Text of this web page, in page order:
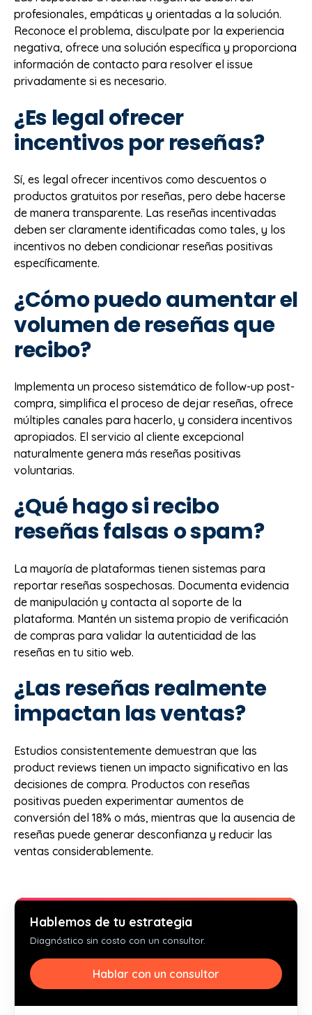
profesionales, empáticas y orientadas a la solución.
Reconoce el problema, disculpate por la experiencia
negativa, ofrece una solución específica y proporciona
información de contacto para resolver el issue
privadamente si es necesario.
¿Es legal ofrecer
incentivos por reseñas?
Sí, es legal ofrecer incentivos como descuentos o
productos gratuitos por reseñas, pero debe hacerse
de manera transparente. Las reseñas incentivadas
deben ser claramente identificadas como tales, y los
incentivos no deben condicionar reseñas positivas
específicamente.
¿Cómo puedo aumentar el
volumen de reseñas que
recibo?
Implementa un proceso sistemático de follow-up post-
compra, simplifica el proceso de dejar reseñas, ofrece
múltiples canales para hacerlo, y considera incentivos
apropiados. El servicio al cliente excepcional
naturalmente genera más reseñas positivas
voluntarias.
¿Qué hago si recibo
reseñas falsas o spam?
La mayoría de plataformas tienen sistemas para
reportar reseñas sospechosas. Documenta evidencia
de manipulación y contacta al soporte de la
plataforma. Mantén un sistema propio de verificación
de compras para validar la autenticidad de las
reseñas en tu sitio web.
¿Las reseñas realmente
impactan las ventas?
Estudios consistentemente demuestran que las
product reviews tienen un impacto significativo en las
decisiones de compra. Productos con reseñas
positivas pueden experimentar aumentos de
conversión del 18% o más, mientras que la ausencia de
reseñas puede generar desconfianza y reducir las
ventas considerablemente.
Hablemos de tu estrategia
Diagnóstico sin costo con un consultor.
Hablar con un consultor